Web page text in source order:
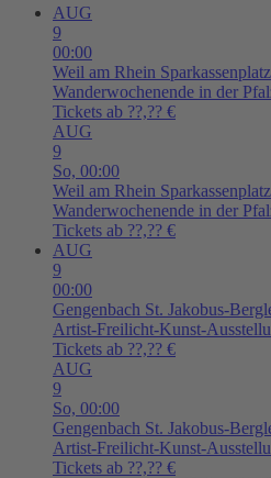
AUG
9
00:00
Weil am Rhein Sparkassenplatz
Wanderwochenende in der
Tickets ab ??,?? €
AUG
9
So, 00:00
Weil am Rhein Sparkassenplatz
Wanderwochenende in der
Tickets ab ??,?? €
AUG
9
00:00
Gengenbach St. Jakobus-
Artist-Freilicht-Kunst-
Tickets ab ??,?? €
AUG
9
So, 00:00
Gengenbach St. Jakobus-
Artist-Freilicht-Kunst-
Tickets ab ??,?? €